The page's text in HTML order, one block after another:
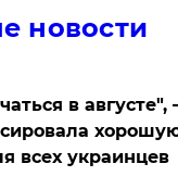
новости
в августе",
всех украинцев